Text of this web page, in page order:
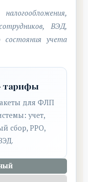
ВЭД,
учета
тарифы
для ФЛП
учет,
сбор, РРО,